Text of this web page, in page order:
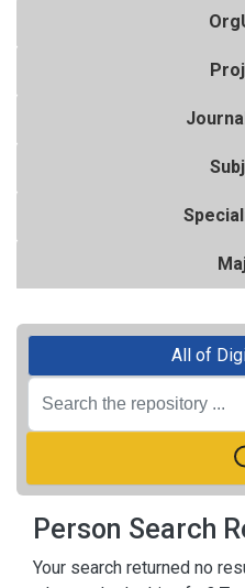
All of
Person Search
Your search returned no